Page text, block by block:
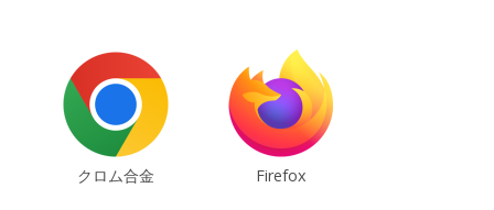
クロム合金 Firefox